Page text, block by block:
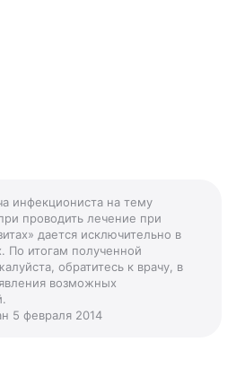
инфекциониста на тему
проводить лечение при
дается исключительно в
По итогам полученной
обратитесь к врачу, в
возможных
5 февраля 2014